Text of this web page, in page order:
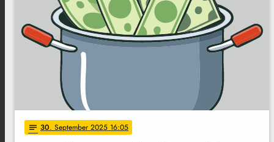
notes 30. September 2025 16:05